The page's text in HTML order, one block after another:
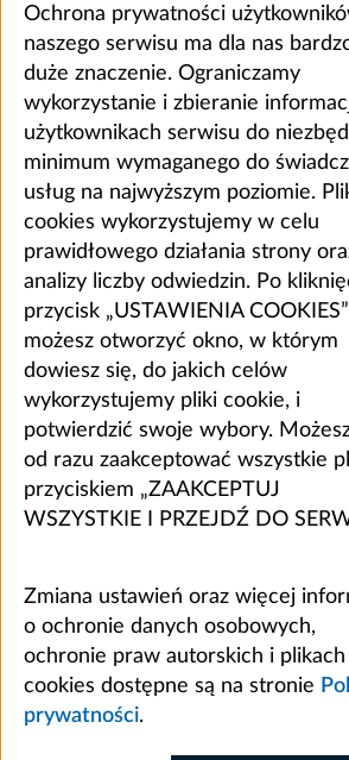
Ochrona prywatności
naszego serwisu ma dla nas
duże znaczenie. Ograniczamy
wykorzystanie i zbieranie
użytkownikach serwisu do
minimum wymaganego do
usług na najwyższym poziomie.
cookies wykorzystujemy w celu
prawidłowego działania strony
analizy liczby odwiedzin. Po
przycisk „USTAWIENIA COOKIES”
możesz otworzyć okno, w którym
dowiesz się, do jakich celów
wykorzystujemy pliki cookie, i
potwierdzić swoje wybory.
od razu zaakceptować wszystkie
przyciskiem „ZAAKCEPTUJ
WSZYSTKIE I PRZEJDŹ DO
Zmiana ustawień oraz więcej
o ochronie danych osobowych,
ochronie praw autorskich i plikach
cookies dostępne są na stronie
prywatności.